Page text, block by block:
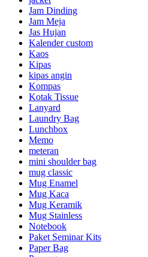
Jam Dinding
Jam Meja
Jas Hujan
Kalender custom
Kaos
Kipas
kipas angin
Kompas
Kotak Tissue
Lanyard
Laundry Bag
Lunchbox
Memo
meteran
mini shoulder bag
mug classic
Mug Enamel
Mug Kaca
Mug Keramik
Mug Stainless
Notebook
Paket Seminar Kits
Paper Bag